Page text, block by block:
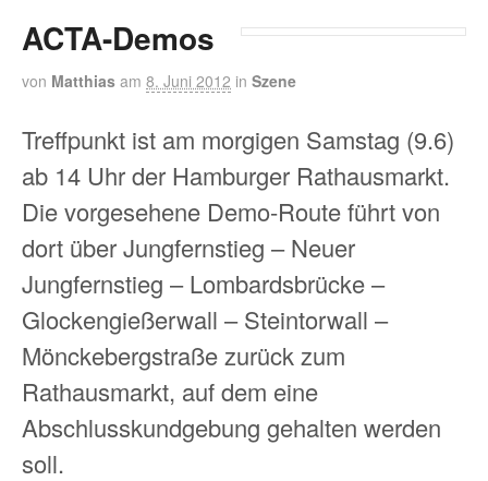
ACTA-Demos
von Matthias am 8. Juni 2012 in Szene
Treffpunkt ist am morgigen Samstag (9.6)
ab 14 Uhr der Hamburger Rathausmarkt.
Die vorgesehene Demo-Route führt von
dort über Jungfernstieg – Neuer
Jungfernstieg – Lombardsbrücke –
Glockengießerwall – Steintorwall –
Mönckebergstraße zurück zum
Rathausmarkt, auf dem eine
Abschlusskundgebung gehalten werden
soll.